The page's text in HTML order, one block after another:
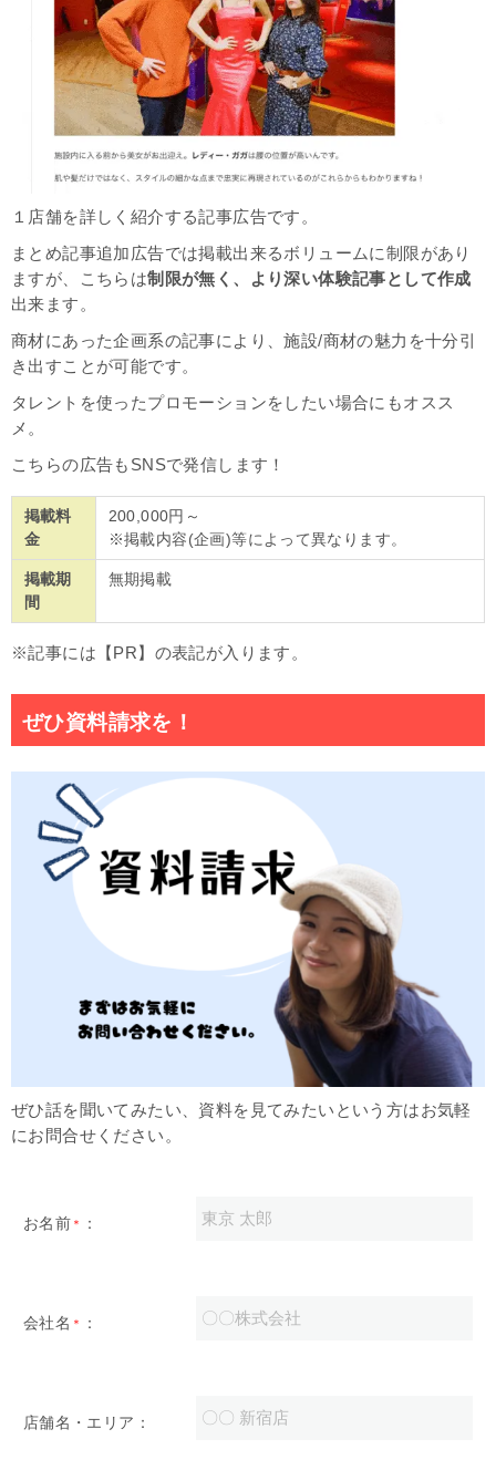
１店舗を詳しく紹介する記事広告です。
まとめ記事追加広告では掲載出来るボリュームに制限があり
ますが、こちらは制限が無く、より深い体験記事として作成
出来ます。
商材にあった企画系の記事により、施設/商材の魅力を十分引
き出すことが可能です。
タレントを使ったプロモーションをしたい場合にもオスス
メ。
こちらの広告もSNSで発信します！
掲載料
金
200,000円～
※掲載内容(企画)等によって異なります。
掲載期
間
無期掲載
※記事には【PR】の表記が入ります。
ぜひ資料請求を！
ぜひ話を聞いてみたい、資料を見てみたいという方はお気軽
にお問合せください。
お名前＊ ：
会社名 ＊ ：
店舗名・エリア：